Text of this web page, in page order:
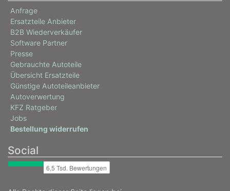
Anfrage
Ersatzteile Anbieter
B2B Wiederverkäufer
Software Partner
Presse
Gebrauchte Autoteile
Übersicht Ersatzteile
Günstige Autoteileanbieter
Autoverwertung
KFZ Ratgeber
Jobs
Bestellung widerrufen
Social